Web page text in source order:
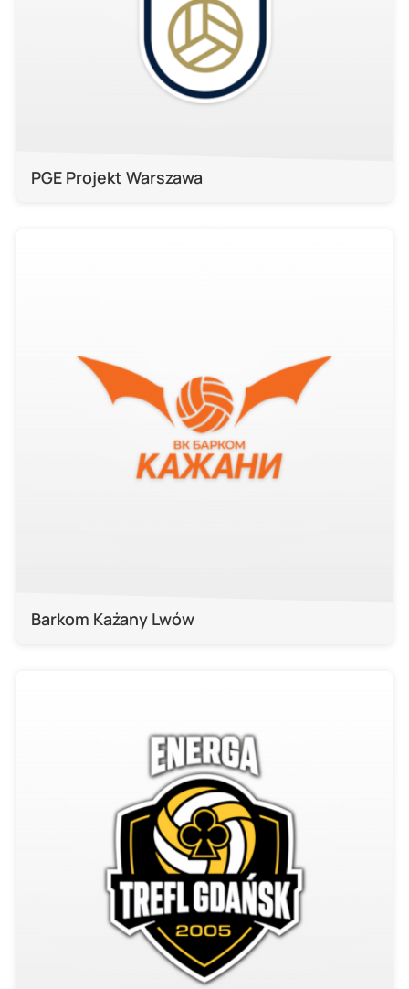
PGE Projekt Warszawa
Barkom Każany Lwów